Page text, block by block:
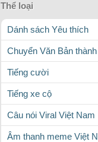
Thể loại
Dánh sách Yêu thích
Chuyển Văn Bản
Tiếng cười
Tiếng xe cộ
Câu nói Viral Việt Nam
Âm thanh meme Việt